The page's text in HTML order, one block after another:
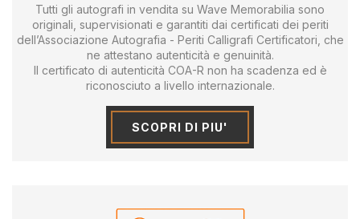
Tutti gli autografi in vendita su Wave Memorabilia sono
originali, supervisionati e garantiti dai certificati dei periti
dell’Associazione Autografia - Periti Calligrafi Certificatori, che
ne attestano autenticità e genuinità.
Il certificato di autenticità COA-R non ha scadenza ed è
riconosciuto a livello internazionale.
SCOPRI DI PIU'